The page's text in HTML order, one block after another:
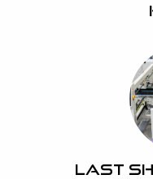
Last